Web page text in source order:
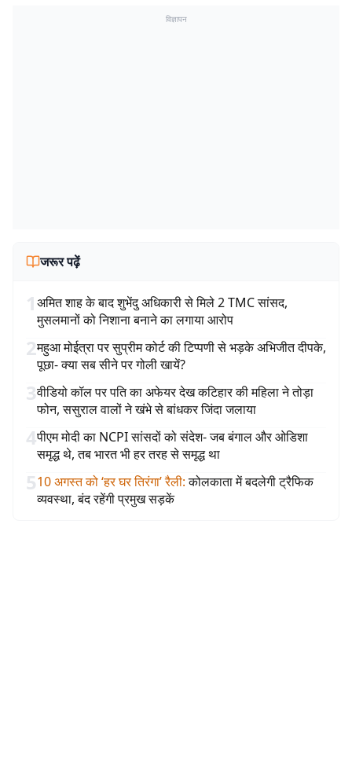
विज्ञापन
जरूर पढ़ें
1अमित शाह के बाद शुभेंदु अधिकारी से मिले 2 TMC सांसद,
मुसलमानों को निशाना बनाने का लगाया आरोप
2महुआ मोईत्रा पर सुप्रीम कोर्ट की टिप्पणी से भड़के अभिजीत दीपके,
पूछा- क्या सब सीने पर गोली खायें?
3वीडियो कॉल पर पति का अफेयर देख कटिहार की महिला ने तोड़ा
फोन, ससुराल वालों ने खंभे से बांधकर जिंदा जलाया
4पीएम मोदी का NCPI सांसदों को संदेश- जब बंगाल और ओडिशा
समृद्ध थे, तब भारत भी हर तरह से समृद्ध था
510 अगस्त को ‘हर घर तिरंगा’ रैली: कोलकाता में बदलेगी ट्रैफिक
व्यवस्था, बंद रहेंगी प्रमुख सड़कें